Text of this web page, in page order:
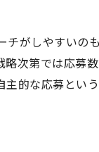
チがしやすいの
次第では応募
的な応募とい